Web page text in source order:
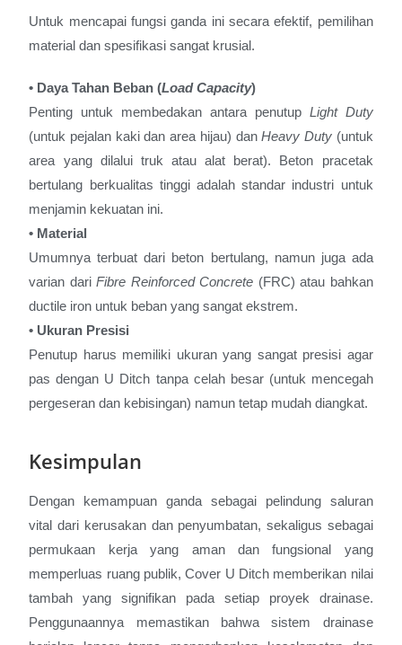
Untuk mencapai fungsi ganda ini secara efektif, pemilihan
material dan spesifikasi sangat krusial.
• Daya Tahan Beban (Load Capacity)
Penting untuk membedakan antara penutup Light Duty
(untuk pejalan kaki dan area hijau) danHeavy Duty(untuk
area yang dilalui truk atau alat berat). Beton pracetak
bertulang berkualitas tinggi adalah standar industri untuk
menjamin kekuatan ini.
• Material
Umumnya terbuat dari beton bertulang, namun juga ada
varian dariFibre Reinforced Concrete (FRC) atau bahkan
ductile iron untuk beban yang sangat ekstrem.
• Ukuran Presisi
Penutup harus memiliki ukuran yang sangat presisi agar
pas dengan U Ditch tanpa celah besar (untuk mencegah
pergeseran dan kebisingan) namun tetap mudah diangkat.
Kesimpulan
Dengan kemampuan ganda sebagai pelindung saluran
vital dari kerusakan dan penyumbatan, sekaligus sebagai
permukaan kerja yang aman dan fungsional yang
memperluas ruang publik, Cover U Ditch memberikan nilai
tambah yang signifikan pada setiap proyek drainase.
Penggunaannya memastikan bahwa sistem drainase